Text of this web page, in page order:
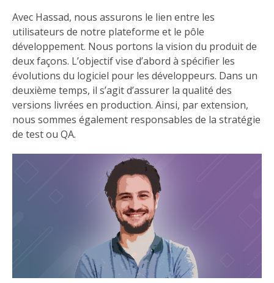
Avec Hassad, nous assurons le lien entre les
utilisateurs de notre plateforme et le pôle
développement. Nous portons la vision du produit de
deux façons. L’objectif vise d’abord à spécifier les
évolutions du logiciel pour les développeurs. Dans un
deuxième temps, il s’agit d’assurer la qualité des
versions livrées en production. Ainsi, par extension,
nous sommes également responsables de la stratégie
de test ou QA.